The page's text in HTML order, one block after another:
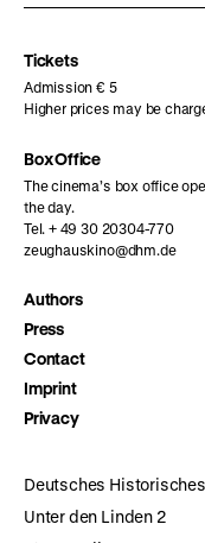
Tickets
Admission € 5
Higher prices may be
Box Office
The cinema’s box office
the day.
Tel. + 49 30 20304-770
zeughauskino@dhm.de
Authors
Press
Contact
Imprint
Privacy
Deutsches
Unter den Linden 2